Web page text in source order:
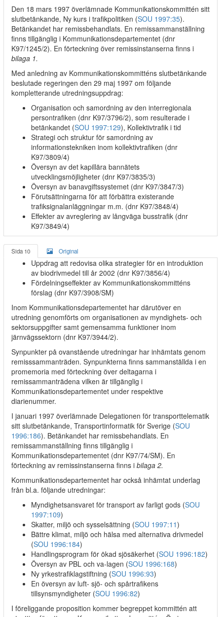
Den 18 mars 1997 överlämnade Kommunikationskommittén sitt
slutbetänkande, Ny kurs i trafikpolitiken (SOU 1997:35).
Betänkandet har remissbehandlats. En remissammanställning
finns tillgänglig i Kommunikationsdepartementet (dnr
K97/1245/2). En förteckning över remissinstanserna finns i
bilaga 1.
Med anledning av Kommunikationskommitténs slutbetänkande
beslutade regeringen den 29 maj 1997 om följande
kompletterande utredningsuppdrag:
Organisation och samordning av den interregionala
persontrafiken (dnr K97/3796/2), som resulterade i
betänkandet (SOU 1997:129), Kollektivtrafik i tid
Strategi och struktur för samordning av
informationstekniken inom kollektivtrafiken (dnr
K97/3809/4)
Översyn av det kapillära bannätets
utvecklingsmöjligheter (dnr K97/3835/3)
Översyn av banavgiftssystemet (dnr K97/3847/3)
Förutsättningarna för att förbättra existerande
trafiksignalanläggningar m.m. (dnr K97/3848/4)
Effekter av avreglering av långväga busstrafik (dnr
K97/3849/4)
Sida 10 Original
Uppdrag att redovisa olika strategier för en introduktion
av biodrivmedel till år 2002 (dnr K97/3856/4)
Fördelningseffekter av Kommunikationskommitténs
förslag (dnr K97/3908/SM)
Inom Kommunikationsdepartementet har därutöver en
utredning genomförts om organisationen av myndighets- och
sektorsuppgifter samt gemensamma funktioner inom
järnvägssektorn (dnr K97/3944/2).
Synpunkter på ovanstående utredningar har inhämtats genom
remisssammanträden. Synpunkterna finns sammanställda i en
promemoria med förteckning över deltagarna i
remissammanträdena vilken är tillgänglig i
Kommunikationsdepartementet under respektive
diarienummer.
I januari 1997 överlämnade Delegationen för transporttelematik
sitt slutbetänkande, Transportinformatik för Sverige (SOU
1996:186). Betänkandet har remissbehandlats. En
remissammanställning finns tillgänglig i
Kommunikationsdepartementet (dnr K97/74/SM). En
förteckning av remissinstanserna finns i bilaga 2.
Kommunikationsdepartementet har också inhämtat underlag
från bl.a. följande utredningar:
Myndighetsansvaret för transport av farligt gods (SOU
1997:109)
Skatter, miljö och sysselsättning (SOU 1997:11)
Bättre klimat, miljö och hälsa med alternativa drivmedel
(SOU 1996:184)
Handlingsprogram för ökad sjösäkerhet (SOU 1996:182)
Översyn av PBL och va-lagen (SOU 1996:168)
Ny yrkestrafiklagstiftning (SOU 1996:93)
En översyn av luft- sjö- och spårtrafikens
tillsynsmyndigheter (SOU 1996:82)
I föreliggande proposition kommer begreppet kommittén att